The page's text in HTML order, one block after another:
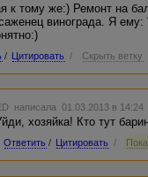
к тому же:) Ремонт на
винограда. Я
/ Цитировать / Скрыть ветку
написала 01.03.2013 в
хозяйка! Кто тут
Ответить / Цитировать /